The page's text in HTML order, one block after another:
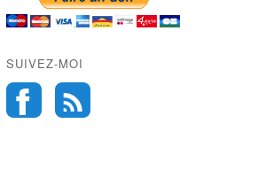
SUIVEZ-MOI